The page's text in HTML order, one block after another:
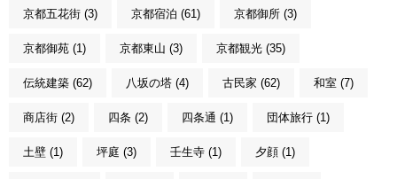
京都五花街 (3) 京都宿泊 (61) 京都御所 (3)
京都御苑 (1) 京都東山 (3) 京都観光 (35)
伝統建築 (62) 八坂の塔 (4) 古民家 (62) 和室 (7)
商店街 (2) 四条 (2) 四条通 (1) 団体旅行 (1)
土壁 (1) 坪庭 (3) 壬生寺 (1) 夕顔 (1)